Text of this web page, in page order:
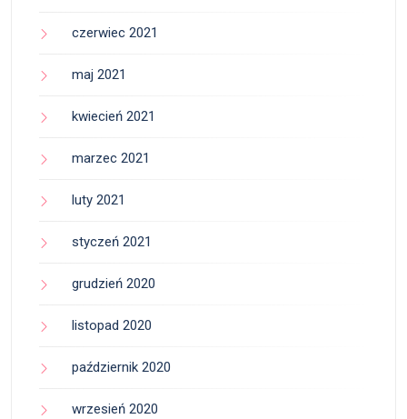
czerwiec 2021
maj 2021
kwiecień 2021
marzec 2021
luty 2021
styczeń 2021
grudzień 2020
listopad 2020
październik 2020
wrzesień 2020